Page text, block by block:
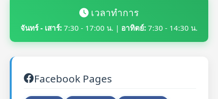
เวลาทำการ
จันทร์ - เสาร์: 7:30 - 17:00 น. | อาทิตย์: 7:30 - 14:30 น.
Facebook Pages